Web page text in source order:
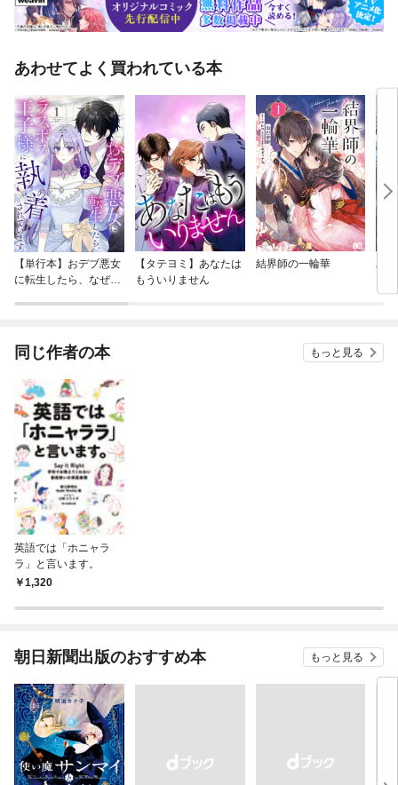
あわせてよく買われている本
【単行本】おデブ悪女
に転生したら、なぜか
【タテヨミ】あなたは
もういりません
結界師の一輪華
バ
今
同じ作者の本 もっと見る
英語では「ホニャラ
ラ」と言います。
1,320
朝日新聞出版のおすすめ本 もっと見る